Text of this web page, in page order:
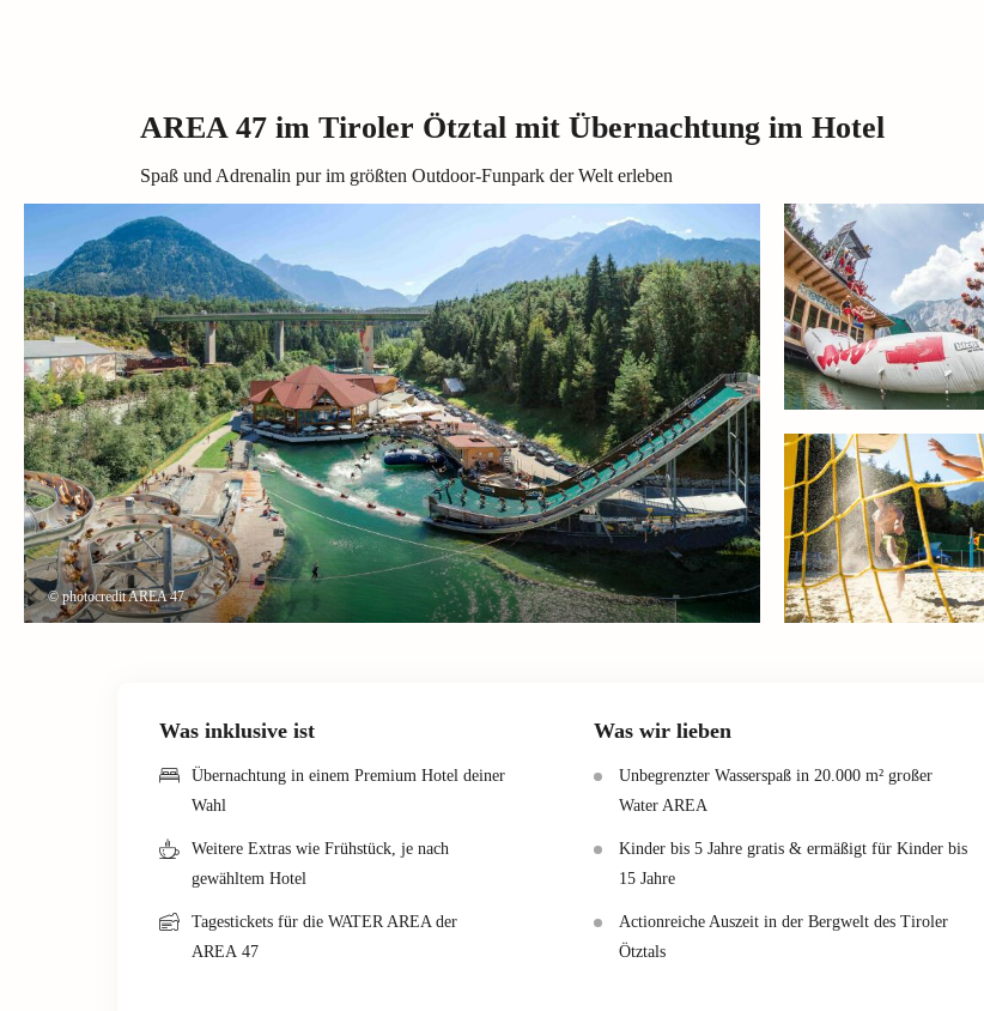
AREA 47 im Tiroler Ötztal mit Übernachtung im Hotel
Spaß und Adrenalin pur im größten Outdoor-Funpark der Welt erleben
© photocredit AREA 47
Was inklusive ist
Übernachtung in einem Premium Hotel deiner
Wahl
Weitere Extras wie Frühstück, je nach
gewähltem Hotel
Tagestickets für die WATER AREA der
AREA 47
Was wir lieben
Unbegrenzter Wasserspaß in 20.000 m² großer
Water AREA
Kinder bis 5 Jahre gratis & ermäßigt für Kinder bis
15 Jahre
Actionreiche Auszeit in der Bergwelt des Tiroler
Ötztals